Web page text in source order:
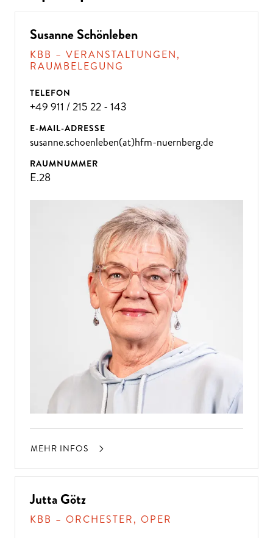
S!
Susanne Schönleben
KBB – VERANSTALTUNGEN,
RAUMBELEGUNG
TELEFON
+49 911 / 215 22 - 143
E-MAIL-ADRESSE
susanne.schoenleben(at)hfm-nuernberg.de
RAUMNUMMER
E.28
MEHR INFOS
Jutta Götz
KBB – ORCHESTER, OPER